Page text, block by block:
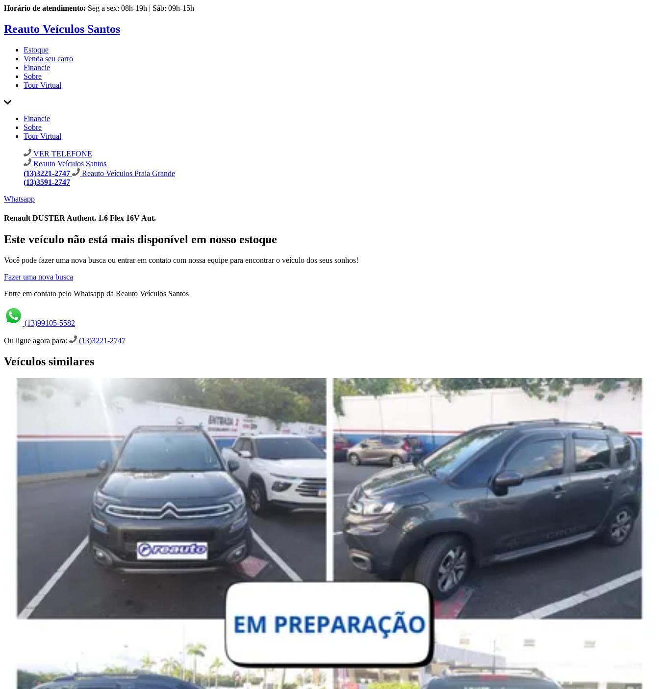
Horário de atendimento: Seg a sex: 08h-19h | Sáb: 09h-15h
Reauto Veículos Santos
Estoque
Venda seu carro
Financie
Sobre
Tour Virtual
Financie
Sobre
Tour Virtual
VER TELEFONE
Reauto Veículos Santos
(13)3221-2747
Reauto Veículos Praia Grande
(13)3591-2747
Whatsapp
Renault DUSTER Authent. 1.6 Flex 16V Aut.
Este veículo não está mais disponível em nosso estoque
Você pode fazer uma nova busca ou entrar em contato com nossa equipe para encontrar o veículo dos seus sonhos!
Fazer uma nova busca
Entre em contato pelo Whatsapp da Reauto Veículos Santos
(13)99105-5582
Ou ligue agora para: (13)3221-2747
Veículos similares